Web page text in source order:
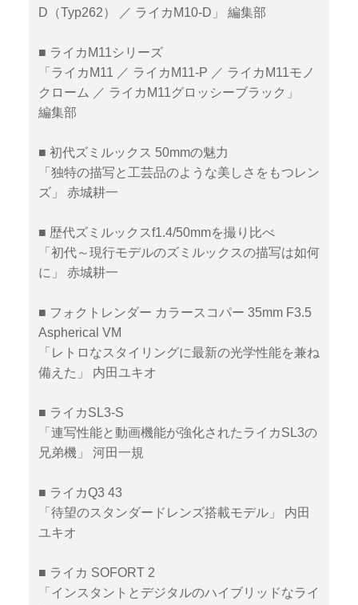
D（Typ262） ／ ライカM10-D」 編集部
■ ライカM11シリーズ
「ライカM11 ／ ライカM11-P ／ ライカM11モノ
クローム ／ ライカM11グロッシーブラック」
編集部
■ 初代ズミルックス 50mmの魅力
「独特の描写と工芸品のような美しさをもつレン
ズ」 赤城耕一
■ 歴代ズミルックスf1.4/50mmを撮り比べ
「初代～現行モデルのズミルックスの描写は如何
に」 赤城耕一
■ フォクトレンダー カラースコパー 35mm F3.5
Aspherical VM
「レトロなスタイリングに最新の光学性能を兼ね
備えた」 内田ユキオ
■ ライカSL3-S
「連写性能と動画機能が強化されたライカSL3の
兄弟機」 河田一規
■ ライカQ3 43
「待望のスタンダードレンズ搭載モデル」 内田
ユキオ
■ ライカ SOFORT 2
「インスタントとデジタルのハイブリッドなライ